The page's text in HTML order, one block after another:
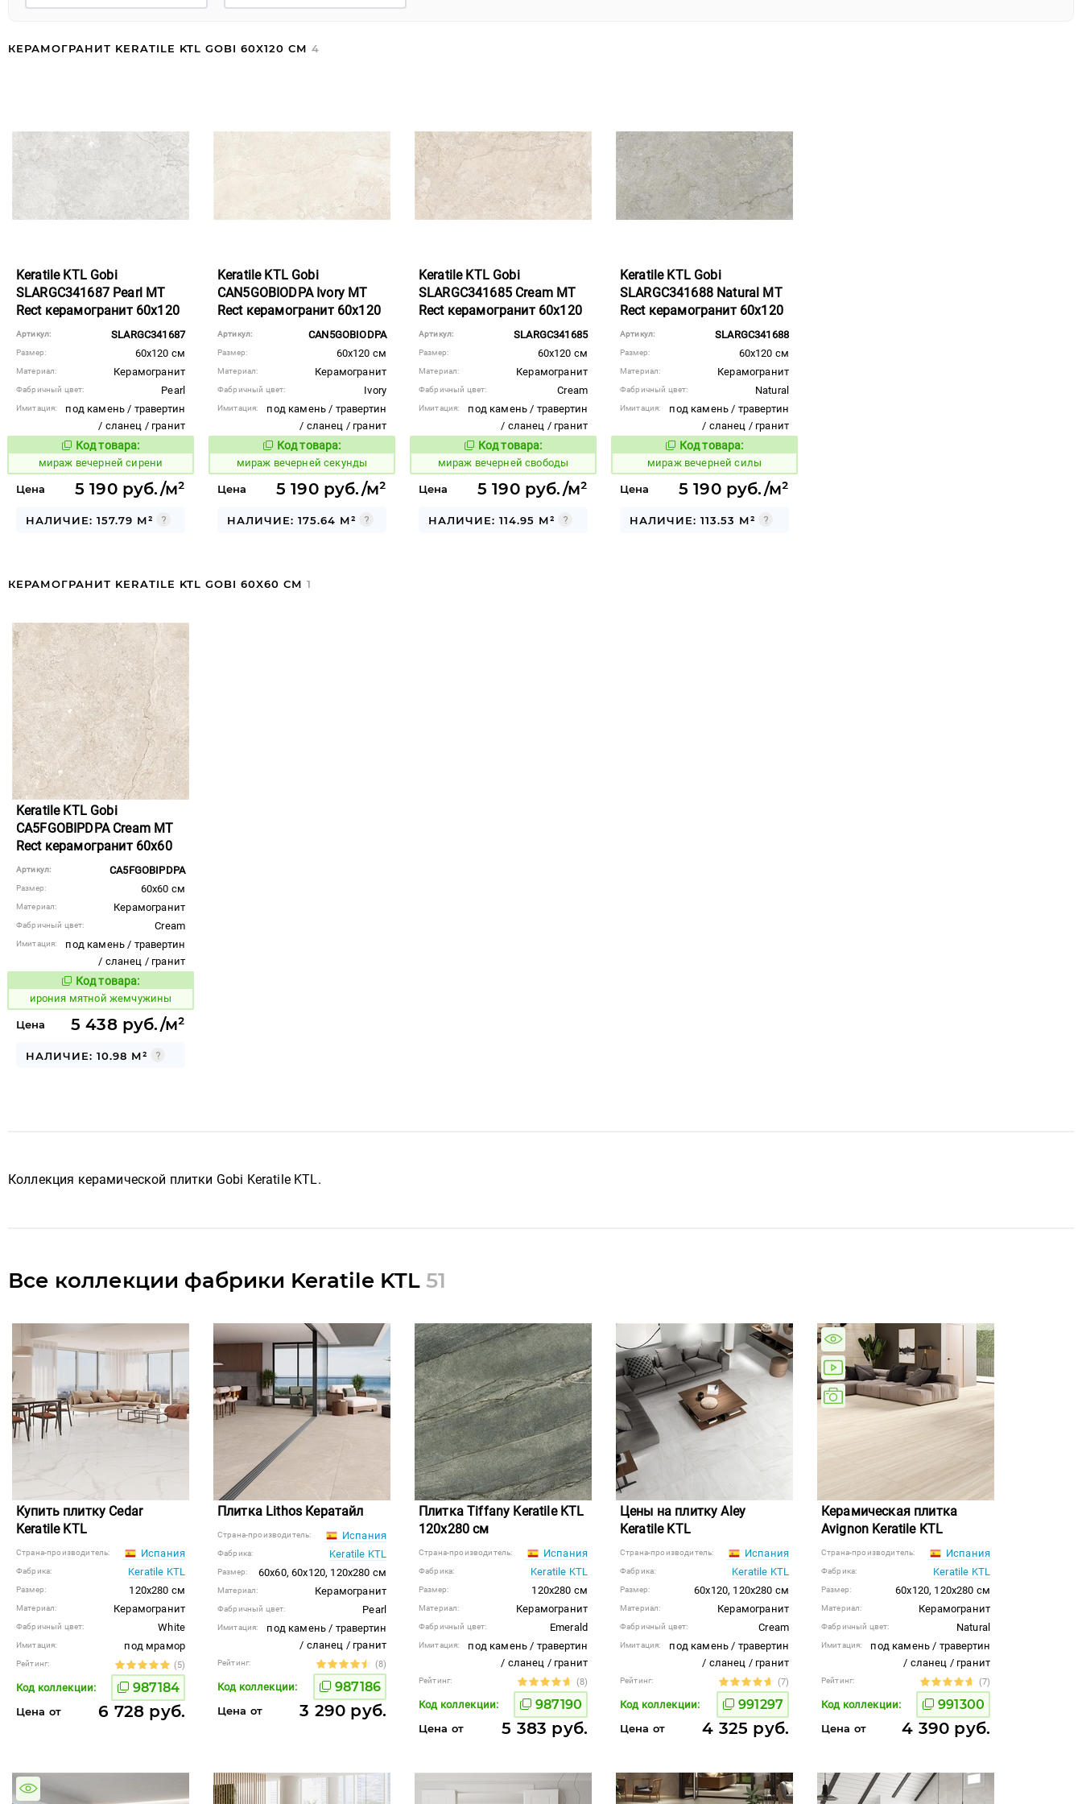
КЕРАМОГРАНИТ KERATILE KTL GOBI 60X120 СМ 4
Keratile KTL Gobi
SLARGC341687 Pearl MT
Rect керамогранит 60x120
Артикул: SLARGC341687
Размер: 60x120 см
Материал: Керамогранит
Фабричный цвет: Pearl
Имитация:
под камень / травертин
/ сланец / гранит
Код товара:
985964Код товара:
мираж вечерней сирени
Цена 5 190 руб./м²
НАЛИЧИЕ: 157.79 М²
Keratile KTL Gobi
CAN5GOBIODPA Ivory MT
Rect керамогранит 60x120
Артикул: CAN5GOBIODPA
Размер: 60x120 см
Материал: Керамогранит
Фабричный цвет: Ivory
Имитация:
под камень / травертин
/ сланец / гранит
Код товара:
985962 Код товара:
мираж вечерней секунды
Цена 5 190 руб./м²
НАЛИЧИЕ: 175.64 М²
Keratile KTL Gobi
SLARGC341685 Cream MT
Rect керамогранит 60x120
Артикул: SLARGC341685
Размер: 60x120 см
Материал: Керамогранит
Фабричный цвет: Cream
Имитация:
под камень / травертин
/ сланец / гранит
Код товара:
985960Код товара:
мираж вечерней свободы
Цена 5 190 руб./м²
НАЛИЧИЕ: 114.95 М²
Keratile KTL Gobi
SLARGC341688 Natural MT
Rect керамогранит 60x120
Артикул: SLARGC341688
Размер: 60x120 см
Материал: Керамогранит
Фабричный цвет: Natural
Имитация:
под камень / травертин
/ сланец / гранит
Код товара:
985963 Код товара:
мираж вечерней силы
Цена 5 190 руб./м²
НАЛИЧИЕ: 113.53 М²
КЕРАМОГРАНИТ KERATILE KTL GOBI 60X60 СМ 1
Keratile KTL Gobi
CA5FGOBIPDPA Cream MT
Rect керамогранит 60x60
Артикул: CA5FGOBIPDPA
Размер: 60x60 см
Материал: Керамогранит
Фабричный цвет: Cream
Имитация:
под камень / травертин
/ сланец / гранит
Код товара:
1101526 Код товара:
ирония мятной жемчужины
Цена 5 438 руб./м²
НАЛИЧИЕ: 10.98 М²
Коллекция керамической плитки Gobi Keratile KTL.
Все коллекции фабрики Keratile KTL 51
Купить плитку Cedar
Keratile KTL
Страна-производитель: Испания
Фабрика: Keratile KTL
Размер: 120x280 см
Материал: Керамогранит
Фабричный цвет: White
Имитация: под мрамор
Рейтинг: (5)
Код коллекции: 987184
Цена от 6 728 руб.
Плитка Lithos Кератайл
Страна-производитель: Испания
Фабрика: Keratile KTL
Размер: 60x60, 60x120, 120x280 см
Материал: Керамогранит
Фабричный цвет: Pearl
Имитация:
под камень / травертин
/ сланец / гранит
Рейтинг: (8)
Код коллекции: 987186
Цена от 3 290 руб.
Плитка Tiffany Keratile KTL
120x280 см
Страна-производитель: Испания
Фабрика: Keratile KTL
Размер: 120x280 см
Материал: Керамогранит
Фабричный цвет: Emerald
Имитация:
под камень / травертин
/ сланец / гранит
Рейтинг: (8)
Код коллекции: 987190
Цена от 5 383 руб.
Цены на плитку Aley
Keratile KTL
Страна-производитель: Испания
Фабрика: Keratile KTL
Размер: 60x120, 120x280 см
Материал: Керамогранит
Фабричный цвет: Cream
Имитация:
под камень / травертин
/ сланец / гранит
Рейтинг: (7)
Код коллекции: 991297
Цена от 4 325 руб.
Керамическая плитка
Avignon Keratile KTL
Страна-производитель: Испания
Фабрика: Keratile KTL
Размер: 60x120, 120x280 см
Материал: Керамогранит
Фабричный цвет: Natural
Имитация:
под камень / травертин
/ сланец / гранит
Рейтинг: (7)
Код коллекции: 991300
Цена от 4 390 руб.